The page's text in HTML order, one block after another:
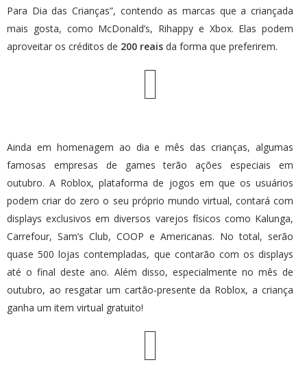
Para Dia das Crianças”, contendo as marcas que a criançada
mais gosta, como McDonald’s, Rihappy e Xbox. Elas podem
aproveitar os créditos de 200 reais da forma que preferirem.
Ainda em homenagem ao dia e mês das crianças, algumas
famosas empresas de games terão ações especiais em
outubro. A Roblox, plataforma de jogos em que os usuários
podem criar do zero o seu próprio mundo virtual, contará com
displays exclusivos em diversos varejos físicos como Kalunga,
Carrefour, Sam’s Club, COOP e Americanas. No total, serão
quase 500 lojas contempladas, que contarão com os displays
até o final deste ano. Além disso, especialmente no mês de
outubro, ao resgatar um cartão-presente da Roblox, a criança
ganha um item virtual gratuito!